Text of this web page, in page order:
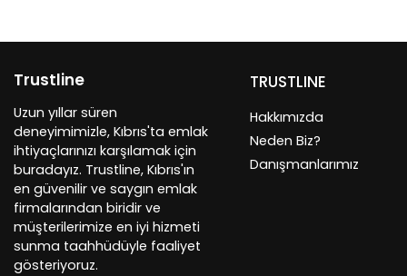
Trustline
Uzun yıllar süren
deneyimimizle, Kıbrıs'ta emlak
ihtiyaçlarınızı karşılamak için
buradayız. Trustline, Kıbrıs'ın
en güvenilir ve saygın emlak
firmalarından biridir ve
müşterilerimize en iyi hizmeti
sunma taahhüdüyle faaliyet
gösteriyoruz.
TRUSTLINE
Hakkımızda
Neden Biz?
Danışmanlarımız